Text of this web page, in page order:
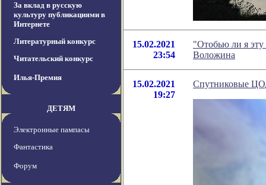
За вклад в русскую
культуру публикациями в
Интернете
Литературный конкурс
Читательский конкурс
Илья-Премия
ДЕТЯМ
Электронные пампасы
Фантастика
Форум
15.02.2021
23:54
"Отобью ли я эту
Воложина
15.02.2021
19:27
Спутниковые